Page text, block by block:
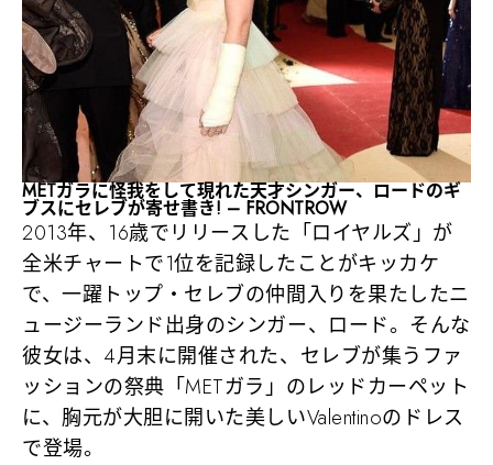
METガラに怪我をして現れた天才シンガー、ロードのギ
ブスにセレブが寄せ書き! – FRONTROW
2013年、16歳でリリースした「ロイヤルズ」が
全米チャートで1位を記録したことがキッカケ
で、一躍トップ・セレブの仲間入りを果たしたニ
ュージーランド出身のシンガー、ロード。そんな
彼女は、4月末に開催された、セレブが集うファ
ッションの祭典「METガラ」のレッドカーペット
に、胸元が大胆に開いた美しいValentinoのドレス
で登場。